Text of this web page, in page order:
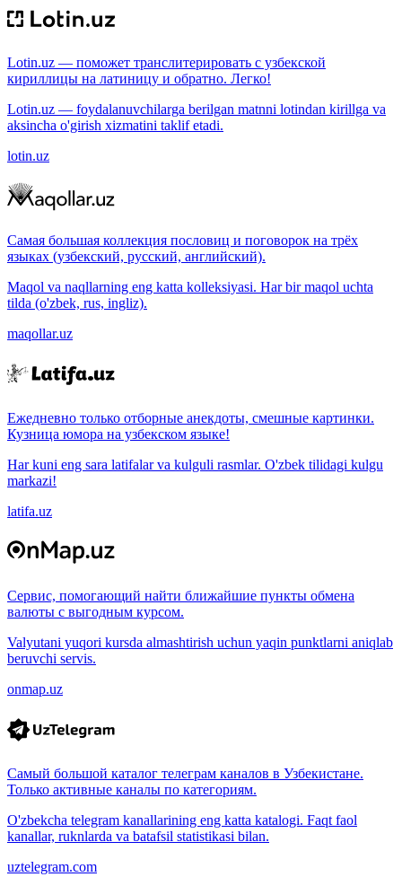
Lotin.uz — поможет транслитерировать с узбекской
кириллицы на латиницу и обратно. Легко!
Lotin.uz — foydalanuvchilarga berilgan matnni lotindan kirillga va
aksincha o'girish xizmatini taklif etadi.
lotin.uz
Самая большая коллекция пословиц и поговорок на трёх
языках (узбекский, русский, английский).
Maqol va naqllarning eng katta kolleksiyasi. Har bir maqol uchta
tilda (o'zbek, rus, ingliz).
maqollar.uz
Ежедневно только отборные анекдоты, смешные картинки.
Кузница юмора на узбекском языке!
Har kuni eng sara latifalar va kulguli rasmlar. O'zbek tilidagi kulgu
markazi!
latifa.uz
Сервис, помогающий найти ближайшие пункты обмена
валюты с выгодным курсом.
Valyutani yuqori kursda almashtirish uchun yaqin punktlarni aniqlab
beruvchi servis.
onmap.uz
Самый большой каталог телеграм каналов в Узбекистане.
Только активные каналы по категориям.
O'zbekcha telegram kanallarining eng katta katalogi. Faqt faol
kanallar, ruknlarda va batafsil statistikasi bilan.
uztelegram.com